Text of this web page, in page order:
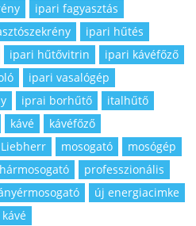
ipari fagyasztás
ipari hűtés
ipari hűtővitrin
ipari kávéfőző
ipari vasalógép
iprai borhűtő
italhűtő
kávé
kávéfőző
Liebherr mosogató
mosógép
professzionális
új energiacimke